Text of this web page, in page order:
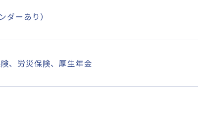
ダーあり）
、労災保険、厚生年金